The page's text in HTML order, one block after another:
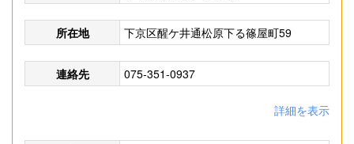
所在地 下京区醒ケ井通松原下る篠屋町59
連絡先 075-351-0937
詳細を表示